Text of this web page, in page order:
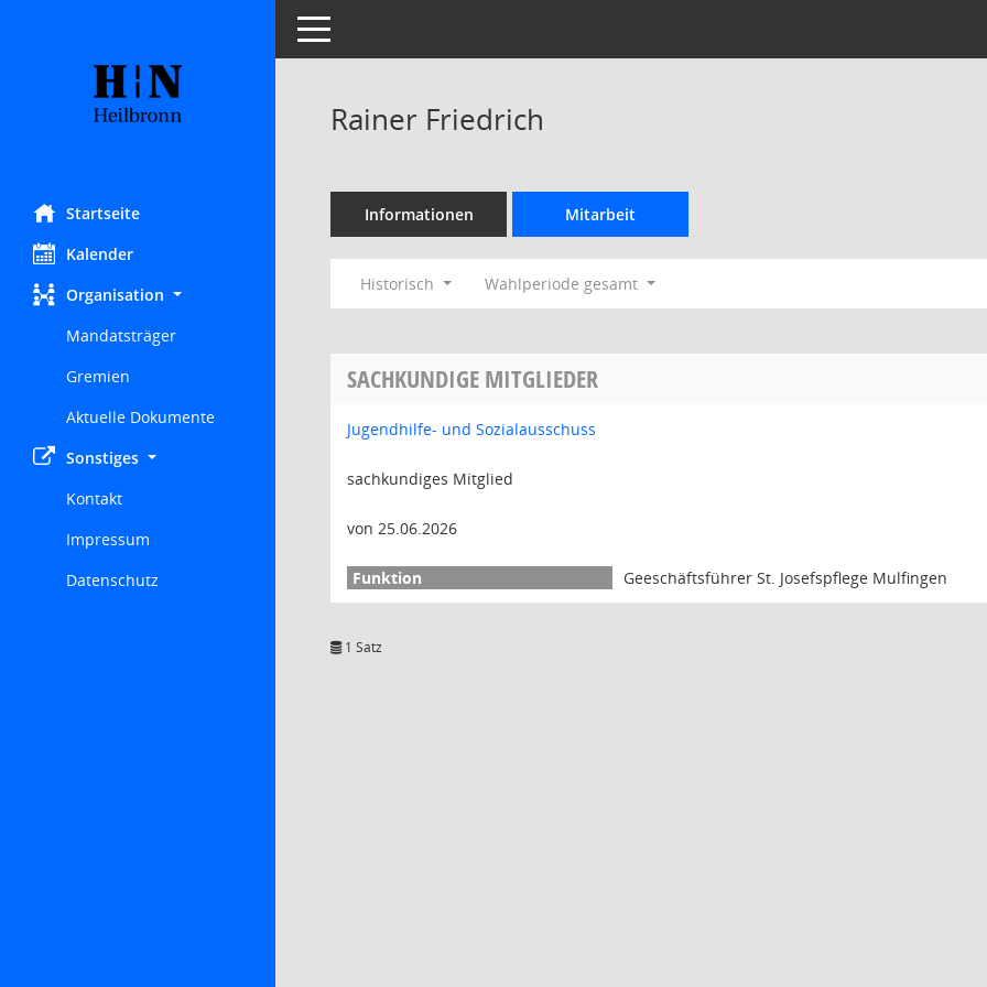
Startseite
Kalender
Organisation
Mandatsträger
Gremien
Aktuelle Dokumente
Sonstiges
Kontakt
Impressum
Datenschutz
Toggle navigation
Rainer Friedrich
Informationen Mitarbeit
Historisch Wahlperiode gesamt
SACHKUNDIGE MITGLIEDER
Jugendhilfe- und Sozialausschuss
sachkundiges Mitglied
von 25.06.2026
Geeschäftsführer St. Josefspflege Mulfingen
1 Satz